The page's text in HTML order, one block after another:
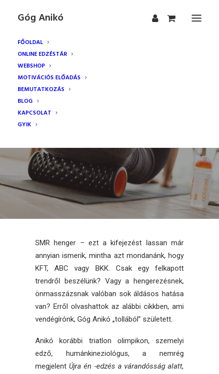
Góg Anikó
FŐOLDAL
ONLINE EDZÉSTÁR
WEBSHOP
MOTIVÁCIÓS ELŐADÁS
BEMUTATKOZÁS
BLOG
KAPCSOLAT
GYIK
Hengerezésről
szakszerűen - 1.rész
SMR henger – ezt a kifejezést lassan már
annyian ismerik, mintha azt mondanánk, hogy
KFT, ABC vagy BKK. Csak egy felkapott
trendről beszélünk? Vagy a hengerezésnek,
önmasszázsnak valóban sok áldásos hatása
van? Erről olvashattok az alábbi cikkben, ami
vendégírónk, Góg Anikó „tollából” született.
Anikó korábbi triatlon olimpikon, szemelyi
edző, humánkineziológus, a nemrég
megjelentÚjra én -edzés a várandósság alatt,